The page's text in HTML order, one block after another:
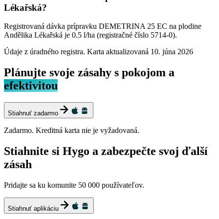
Lékařská?
Registrovaná dávka prípravku DEMETRINA 25 EC na plodine
Andělika Lékařská je 0.5 l/ha (registračné číslo 5714-0).
Údaje z úradného registra. Karta aktualizovaná 10. júna 2026
Plánujte svoje zásahy s pokojom a
efektivitou
Stiahnuť zadarmo
Zadarmo. Kreditná karta nie je vyžadovaná.
Stiahnite si Hygo a zabezpečte svoj ďalší
zásah
Pridajte sa ku komunite 50 000 používateľov.
Stiahnuť aplikáciu